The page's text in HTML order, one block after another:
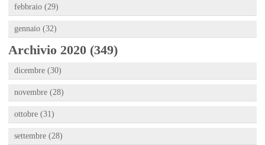
febbraio (29)
gennaio (32)
Archivio 2020 (349)
dicembre (30)
novembre (28)
ottobre (31)
settembre (28)